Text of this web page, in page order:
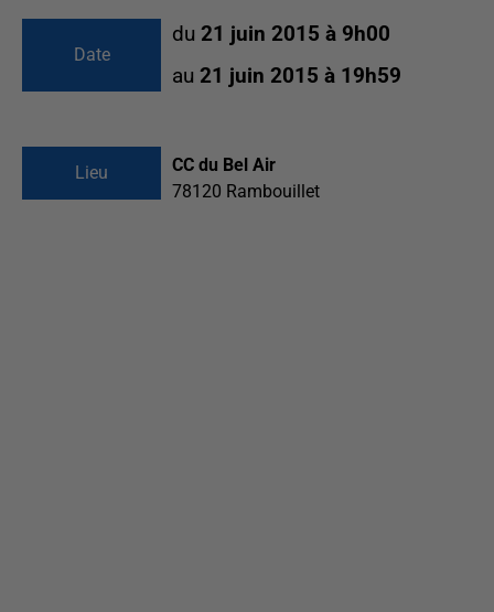
Date
du 21 juin 2015 à 9h00
au 21 juin 2015 à 19h59
Lieu
CC du Bel Air
78120 Rambouillet